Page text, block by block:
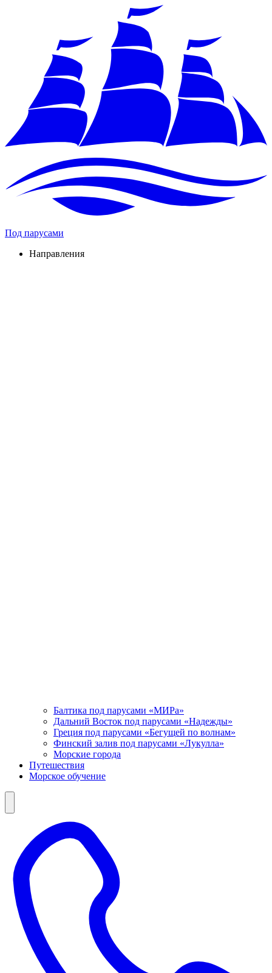
Под парусами
Направления
Балтика под парусами «МИРа»
Дальний Восток под парусами «Надежды»
Греция под парусами «Бегущей по волнам»
Финский залив под парусами «Лукулла»
Морские города
Путешествия
Морское обучение